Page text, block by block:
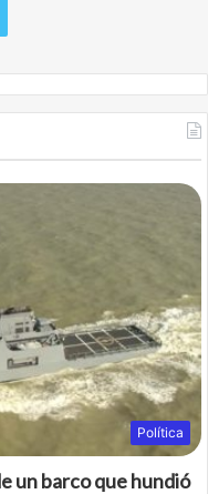
Política
un barco que hundió